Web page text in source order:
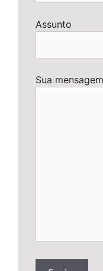
Assunto
Sua